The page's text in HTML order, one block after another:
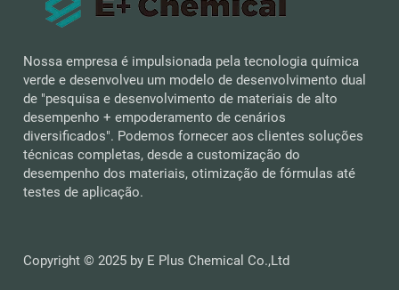
Nossa empresa é impulsionada pela tecnologia química
verde e desenvolveu um modelo de desenvolvimento dual
de "pesquisa e desenvolvimento de materiais de alto
desempenho + empoderamento de cenários
diversificados". Podemos fornecer aos clientes soluções
técnicas completas, desde a customização do
desempenho dos materiais, otimização de fórmulas até
testes de aplicação.
Copyright © 2025 by E Plus Chemical Co.,Ltd